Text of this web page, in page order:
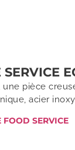
SERVICE
une pièce
acier
FOOD SERVICE